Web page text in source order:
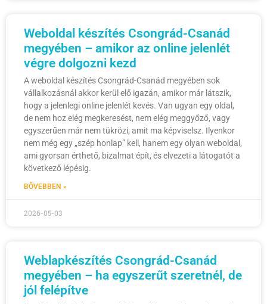
Weboldal készítés Csongrád-Csanád
megyében – amikor az online jelenlét
végre dolgozni kezd
A weboldal készítés Csongrád-Csanád megyében sok
vállalkozásnál akkor kerül elő igazán, amikor már látszik,
hogy a jelenlegi online jelenlét kevés. Van ugyan egy oldal,
de nem hoz elég megkeresést, nem elég meggyőző, vagy
egyszerűen már nem tükrözi, amit ma képviselsz. Ilyenkor
nem még egy „szép honlap” kell, hanem egy olyan weboldal,
ami gyorsan érthető, bizalmat épít, és elvezeti a látogatót a
következő lépésig.
BŐVEBBEN »
2026-05-03
Weblapkészítés Csongrád-Csanád
megyében – ha egyszerűt szeretnél, de
jól felépítve